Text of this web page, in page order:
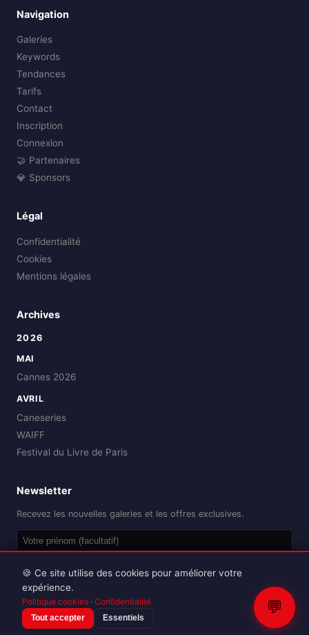
Navigation
Galeries
Keywords
Tendances
Tarifs
Contact
Inscription
Connexion
🤝 Partenaires
💎 Sponsors
Légal
Confidentialité
Cookies
Mentions légales
Archives
2026
MAI
Cannes 2026
AVRIL
Caneseries
WAIFF
Festival du Livre de Paris
Newsletter
Recevez les nouvelles galeries et les offres exclusives.
Reproduction interdite sans autorisation.
💬
🍪 Ce site utilise des cookies pour améliorer votre
expérience.
Politique cookies · Confidentialité
Tout accepter Essentiels